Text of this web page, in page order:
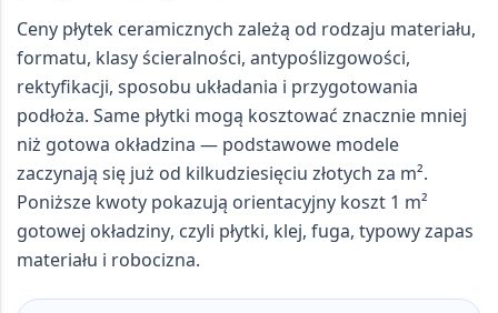
Ceny płytek ceramicznych zależą od rodzaju materiału,
formatu, klasy ścieralności, antypoślizgowości,
rektyfikacji, sposobu układania i przygotowania
podłoża. Same płytki mogą kosztować znacznie mniej
niż gotowa okładzina — podstawowe modele
zaczynają się już od kilkudziesięciu złotych za m².
Poniższe kwoty pokazują orientacyjny koszt 1 m²
gotowej okładziny, czyli płytki, klej, fuga, typowy zapas
materiału i robocizna.